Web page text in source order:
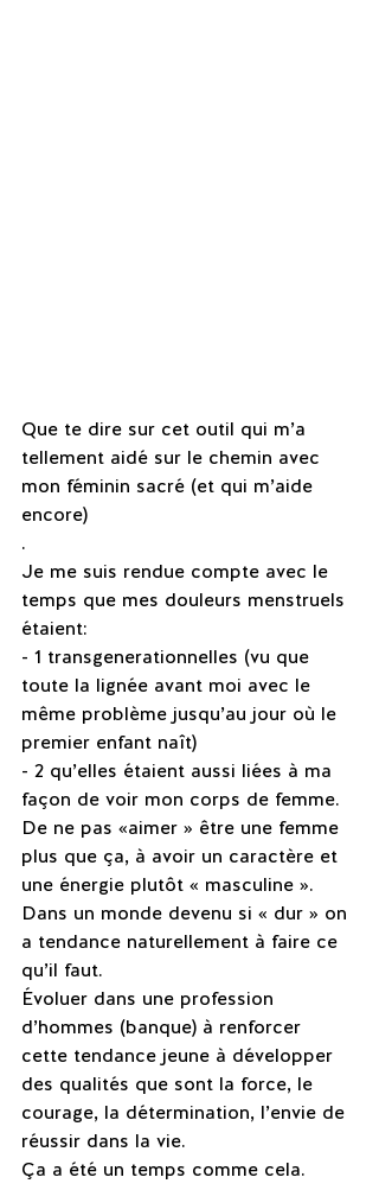
Que te dire sur cet outil qui m’a
tellement aidé sur le chemin avec
mon féminin sacré (et qui m’aide
encore)
.
Je me suis rendue compte avec le
temps que mes douleurs menstruels
étaient:
- 1 transgenerationnelles (vu que
toute la lignée avant moi avec le
même problème jusqu’au jour où le
premier enfant naît)
- 2 qu’elles étaient aussi liées à ma
façon de voir mon corps de femme.
De ne pas «aimer » être une femme
plus que ça, à avoir un caractère et
une énergie plutôt « masculine ».
Dans un monde devenu si « dur » on
a tendance naturellement à faire ce
qu’il faut.
Évoluer dans une profession
d’hommes (banque) à renforcer
cette tendance jeune à développer
des qualités que sont la force, le
courage, la détermination, l’envie de
réussir dans la vie.
Ça a été un temps comme cela.